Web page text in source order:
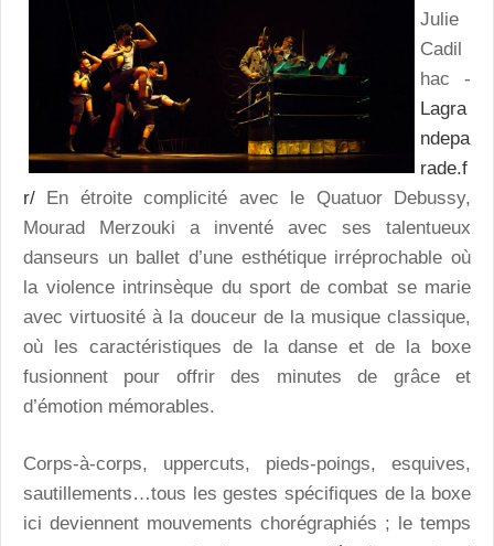
Julie
Cadil
hac -
Lagra
ndepa
rade.f
r/ En étroite complicité avec le Quatuor Debussy,
Mourad Merzouki a inventé avec ses talentueux
danseurs un ballet d’une esthétique irréprochable où
la violence intrinsèque du sport de combat se marie
avec virtuosité à la douceur de la musique classique,
où les caractéristiques de la danse et de la boxe
fusionnent pour offrir des minutes de grâce et
d’émotion mémorables.
Corps-à-corps, uppercuts, pieds-poings, esquives,
sautillements…tous les gestes spécifiques de la boxe
ici deviennent mouvements chorégraphiés ; le temps